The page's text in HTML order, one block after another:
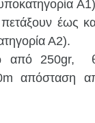
έως
Α2).
από 250gr,
απόσταση